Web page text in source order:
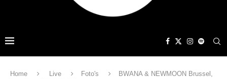
Home Live Foto's
BWANA & NEWMOON Brussel,